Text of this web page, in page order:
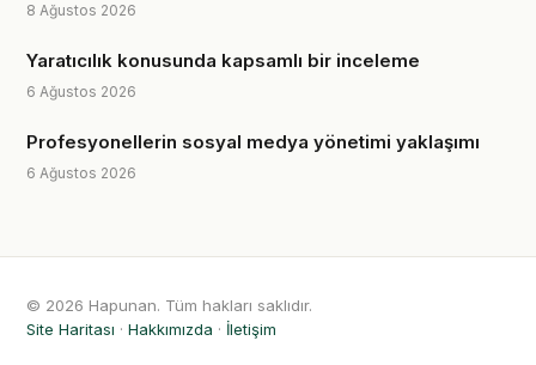
8 Ağustos 2026
Yaratıcılık konusunda kapsamlı bir inceleme
6 Ağustos 2026
Profesyonellerin sosyal medya yönetimi yaklaşımı
6 Ağustos 2026
© 2026 Hapunan. Tüm hakları saklıdır.
Site Haritası · Hakkımızda · İletişim